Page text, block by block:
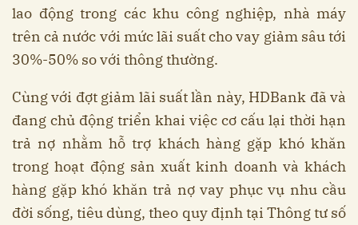
lao động trong các khu công nghiệp, nhà máy
trên cả nước với mức lãi suất cho vay giảm sâu tới
30%-50% so với thông thường.
Cùng với đợt giảm lãi suất lần này, HDBank đã và
đang chủ động triển khai việc cơ cấu lại thời hạn
trả nợ nhằm hỗ trợ khách hàng gặp khó khăn
trong hoạt động sản xuất kinh doanh và khách
hàng gặp khó khăn trả nợ vay phục vụ nhu cầu
đời sống, tiêu dùng, theo quy định tại Thông tư số